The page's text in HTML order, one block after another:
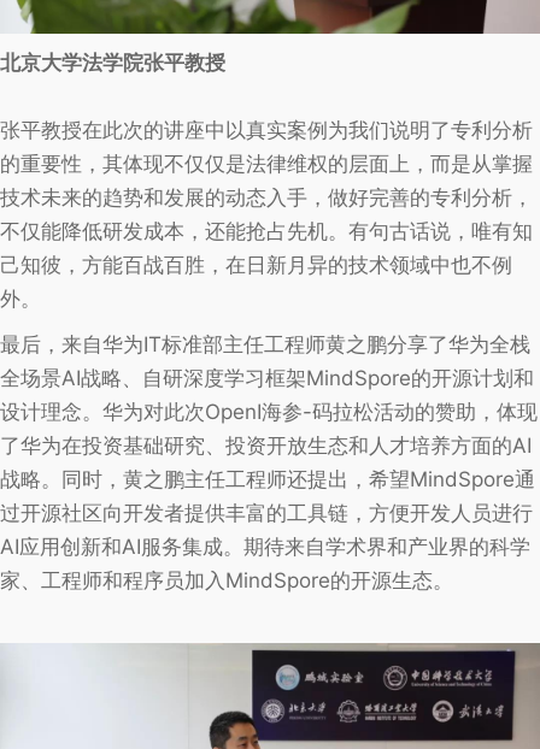
北京大学法学院张平教授
张平教授在此次的讲座中以真实案例为我们说明了专利分析
的重要性，其体现不仅仅是法律维权的层面上，而是从掌握
技术未来的趋势和发展的动态入手，做好完善的专利分析，
不仅能降低研发成本，还能抢占先机。有句古话说，唯有知
己知彼，方能百战百胜，在日新月异的技术领域中也不例
外。
最后，来自华为IT标准部主任工程师黄之鹏分享了华为全栈
全场景AI战略、自研深度学习框架MindSpore的开源计划和
设计理念。华为对此次OpenI海参-码拉松活动的赞助，体现
了华为在投资基础研究、投资开放生态和人才培养方面的AI
战略。同时，黄之鹏主任工程师还提出，希望MindSpore通
过开源社区向开发者提供丰富的工具链，方便开发人员进行
AI应用创新和AI服务集成。期待来自学术界和产业界的科学
家、工程师和程序员加入MindSpore的开源生态。